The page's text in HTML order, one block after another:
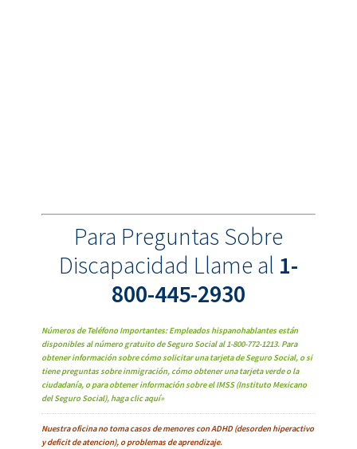
Para Preguntas Sobre
Discapacidad Llame al 1-
800-445-2930
Números de Teléfono Importantes: Empleados hispanohablantes están
disponibles al número gratuito de Seguro Social al 1-800-772-1213. Para
obtener información sobre cómo solicitar una tarjeta de Seguro Social, o si
tiene preguntas sobre inmigración, cómo obtener una tarjeta verde o la
ciudadanía, o para obtener información sobre el IMSS (Instituto Mexicano
del Seguro Social), haga clic aquí»
Nuestra oficina no toma casos de menores con ADHD (desorden hiperactivo
y deficit de atencion), o problemas de aprendizaje.